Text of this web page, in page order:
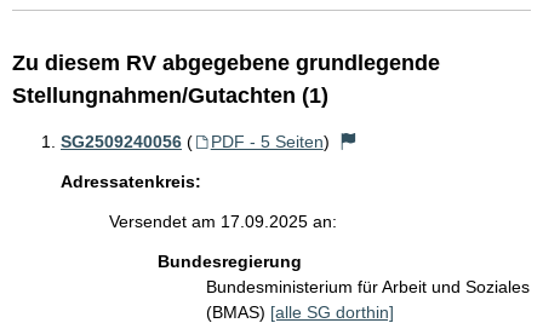
Zu diesem RV abgegebene grundlegende
Stellungnahmen/Gutachten (1)
SG2509240056 ( PDF - 5 Seiten)
Adressatenkreis:
Versendet am 17.09.2025 an:
Bundesregierung
Bundesministerium für Arbeit und Soziales
(BMAS) [alle SG dorthin]